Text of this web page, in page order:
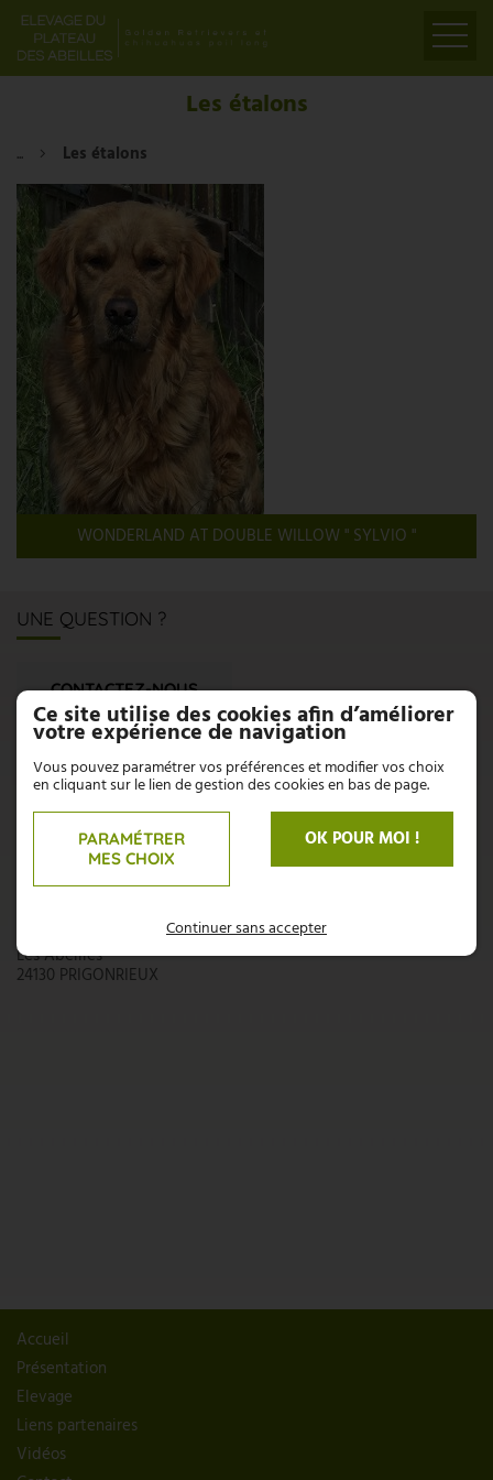
ACCUEIL
Les étalons
... Les étalons
WONDERLAND AT DOUBLE WILLOW " SYLVIO "
UNE QUESTION ?
CONTACTEZ-NOUS
N'hésitez pas, nous sommes là pour répondre à vos
interrogations :
05 53 58 94 66
06 71 71 70 94
Les Abeilles
24130 PRIGONRIEUX
Accueil
Présentation
Elevage
Liens partenaires
Vidéos
Ce site utilise des cookies afin d’améliorer
votre expérience de navigation
Vous pouvez paramétrer vos préférences et modifier vos choix
en cliquant sur le lien de gestion des cookies en bas de page.
PARAMÉTRER
MES CHOIX
OK POUR MOI !
Continuer sans accepter